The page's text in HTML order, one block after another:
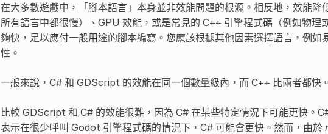
在大多數遊戲中，「腳本語言」本身並非效能問題的根源。相反地，效能降
所有語言中都很慢）、GPU 效能，或是常見的 C++ 引擎程式碼（例如物
夠快，足以應付一般用途的腳本編寫。您應該根據其他因素選擇語言，例如
性。
一般來說，C# 和 GDScript 的效能在同一個數量級內，而 C++ 比兩者都快。
比較 GDScript 和 C# 的效能很難，因為 C# 在某些特定情況下可能更快。
表示在很少呼叫 Godot 引擎程式碼的情況下，C# 可能會更快。然而，由於